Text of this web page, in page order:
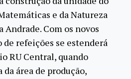
e da Natureza
Andrade. Com os novos
refeições se estenderá
RU Central, quando
área de produção,